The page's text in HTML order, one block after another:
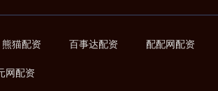
熊猫配资 百事达配资 配配网配资
网配资